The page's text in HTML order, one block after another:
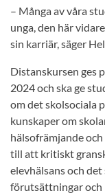
– Många av våra
unga, den här
sin karriär, säger
Distanskursen ges
2024 och ska ge
om det skolsociala
kunskaper om
hälsofrämjande
till att kritiskt
elevhälsans och
förutsättningar och